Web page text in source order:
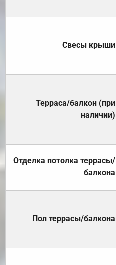
Свесы крыши
Терраса/балкон (при
наличии)
Отделка потолка террасы/
балкона
Пол террасы/балкона